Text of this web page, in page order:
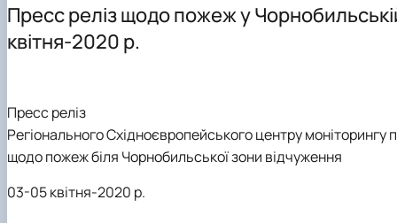
Campus & Facilities
Distinguished Community
International Student Support
About Ukraine and Kyiv
Projects
Publications & Journals
Science for Business
Educational & Research Farms
Research Institutes
Erasmus+ Mobility
International Relations Office
Press Service
Пресс реліз щодо пожеж у
квітня-2020 р.
Пресс реліз
Регіонального Східноєвропейського центру моніторингу
щодо пожеж біля Чорнобильської зони відчуження
03-05 квітня-2020 р.